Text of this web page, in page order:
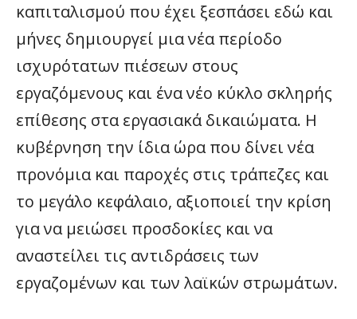
καπιταλισμού που έχει ξεσπάσει εδώ και
μήνες δημιουργεί μια νέα περίοδο
ισχυρότατων πιέσεων στους
εργαζόμενους και ένα νέο κύκλο σκληρής
επίθεσης στα εργασιακά δικαιώματα. Η
κυβέρνηση την ίδια ώρα που δίνει νέα
προνόμια και παροχές στις τράπεζες και
το μεγάλο κεφάλαιο, αξιοποιεί την κρίση
για να μειώσει προσδοκίες και να
αναστείλει τις αντιδράσεις των
εργαζομένων και των λαϊκών στρωμάτων.